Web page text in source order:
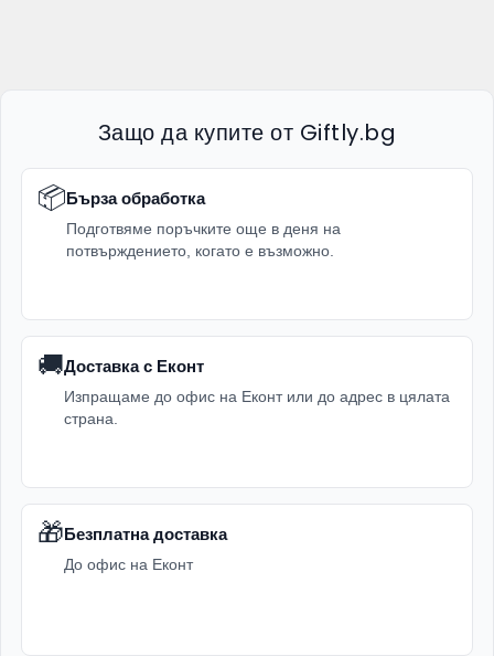
Защо да купите от Giftly.bg
📦Бърза обработка
Подготвяме поръчките още в деня на
потвърждението, когато е възможно.
🚚Доставка с Еконт
Изпращаме до офис на Еконт или до адрес в цялата
страна.
🎁Безплатна доставка
До офис на Еконт